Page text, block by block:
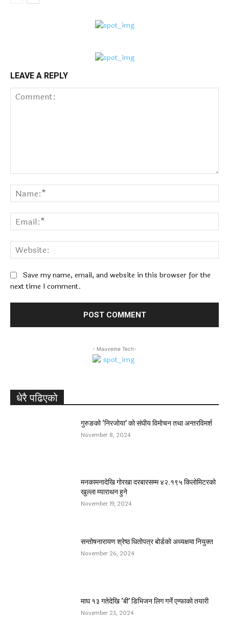
LEAVE A REPLY
Save my name, email, and website in this browser for the
next time I comment.
- Mauveine Tech-
धेरै पढिएको
गुरुङको ‘निरजोया’ को संघीय विमोचन तथा अन्तरविमर्श
November 8, 2024
मनकामनादेखि गोरखा दरबारसम्म ४२.१९५ किलोमिटरको
खुल्ला म्याराथन हुने
November 19, 2024
सन्तोषनारायण श्रेष्ठ धितोपत्र बोर्डको अध्यक्षमा नियुक्त
November 26, 2024
माघ १३ गतेदेखि ‘बी’ डिभिजन लिग गर्ने एन्फाको तयारी
November 23, 2024